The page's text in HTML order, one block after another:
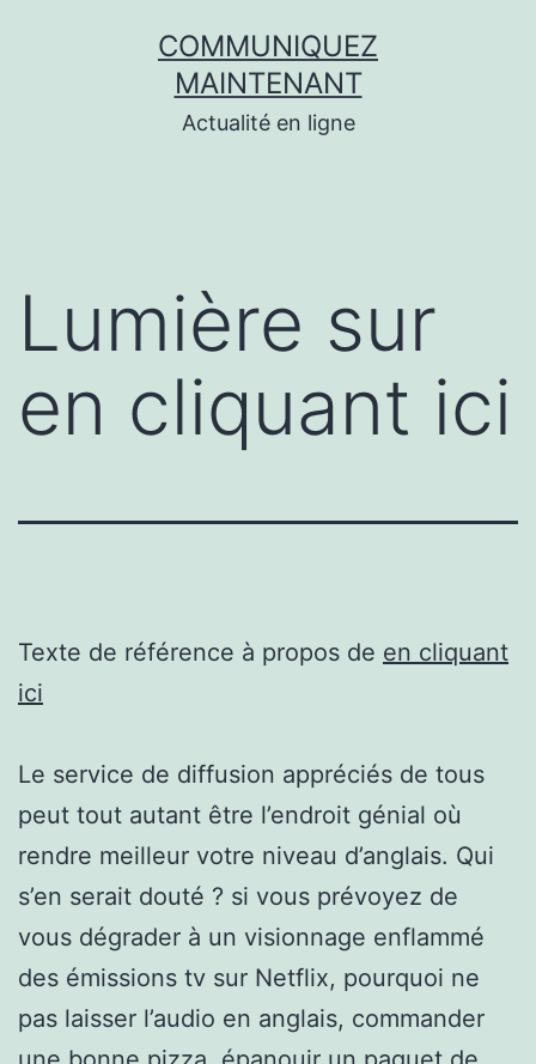
COMMUNIQUEZ
MAINTENANT
Actualité en ligne
Lumière sur
en cliquant ici
Texte de référence à propos de en cliquant
ici
Le service de diffusion appréciés de tous
peut tout autant être l’endroit génial où
rendre meilleur votre niveau d’anglais. Qui
s’en serait douté ? si vous prévoyez de
vous dégrader à un visionnage enflammé
des émissions tv sur Netflix, pourquoi ne
pas laisser l’audio en anglais, commander